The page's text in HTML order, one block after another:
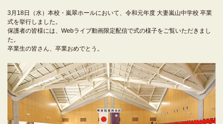
3月18日（水）本校・嵐翠ホールにおいて、令和元年度 大妻嵐山中学校 卒業
式を挙行しました。
保護者の皆様には、Webライブ動画限定配信で式の様子をご覧いただきまし
た。
卒業生の皆さん、卒業おめでとう。